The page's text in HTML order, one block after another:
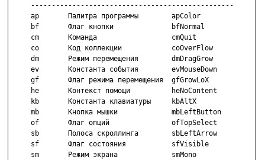
     -------------------------------------------------
     ap       Палитра программы        apColor
     bf       Флаг кнопки              bfNormal
     cm       Команда                  cmQuit
     co       Код коллекции            coOverFlow
     dm       Режим перемещения        dmDragGrow
     ev       Константа события        evMouseDown
     gf       Флаг режима перемещения  gfGrowLoX
     hе       Контекст помощи          hеNoContent
     kb       Константа клавиатуры     kbAltX
     mb       Кнопка мышки             mbLeftButton
     of       Флаг опций               ofTopSelect
     sb       Полоса скроллинга        sbLeftArrow
     sf       Флаг состояния           sfVisible
     sm       Режим экрана             smMono